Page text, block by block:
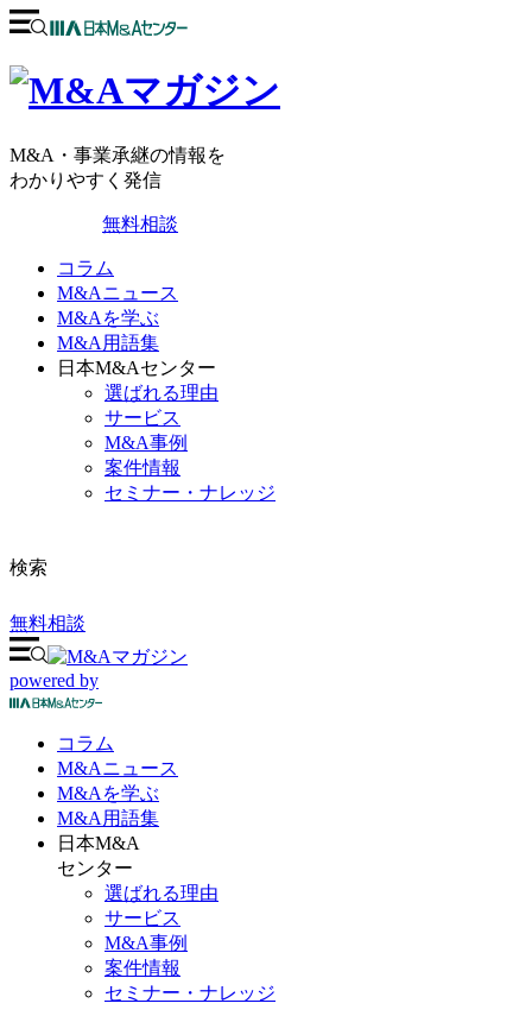
M&A・事業承継の情報を
わかりやすく発信
無料相談
コラム
M&Aニュース
M&Aを学ぶ
M&A用語集
日本M&Aセンター
選ばれる理由
サービス
M&A事例
案件情報
セミナー・ナレッジ
検索
無料相談
powered by
コラム
M&Aニュース
M&Aを学ぶ
M&A 用語集
日本M&A
センター
選ばれる理由
サービス
M&A事例
案件情報
セミナー・ナレッジ